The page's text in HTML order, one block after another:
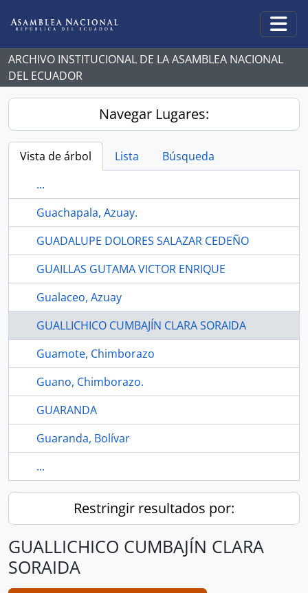
ARCHIVO INSTITUCIONAL DE LA ASAMBLEA NACIONAL
DEL ECUADOR
Navegar Lugares:
Vista de árbol Lista
Búsqueda
...
Guachapala, Azuay.
GUADALUPE DOLORES SALAZAR CEDEÑO
GUAILLAS GUTAMA VICTOR ENRIQUE
Gualaceo, Azuay
GUALLICHICO CUMBAJÍN CLARA SORAIDA
Guamote, Chimborazo
Guano, Chimborazo.
GUARANDA
Guaranda, Bolívar
...
Restringir resultados por:
GUALLICHICO CUMBAJÍN CLARA
SORAIDA